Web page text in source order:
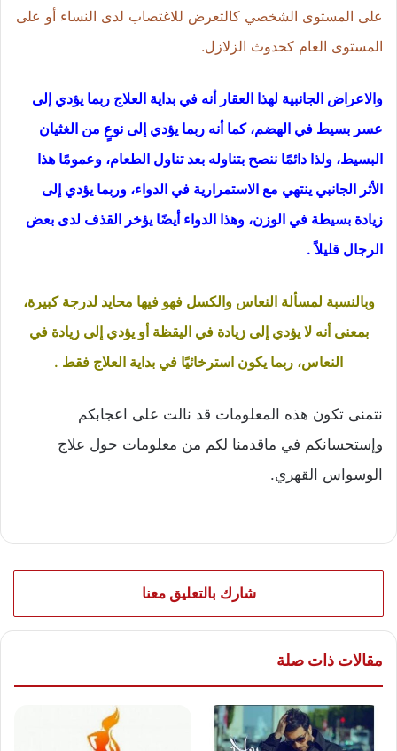
على المستوى الشخصي كالتعرض للاغتصاب لدى النساء أو على
المستوى العام كحدوث الزلازل.
والاعراض الجانبية لهذا العقار أنه في بداية العلاج ربما يؤدي إلى
عسر بسيط في الهضم، كما أنه ربما يؤدي إلى نوعٍ من الغثيان
البسيط، ولذا دائمًا ننصح بتناوله بعد تناول الطعام، وعمومًا هذا
الأثر الجانبي ينتهي مع الاستمرارية في الدواء، وربما يؤدي إلى
زيادة بسيطة في الوزن، وهذا الدواء أيضًا يؤخر القذف لدى بعض
الرجال قليلاً .
وبالنسبة لمسألة النعاس والكسل فهو فيها محايد لدرجة كبيرة،
بمعنى أنه لا يؤدي إلى زيادة في اليقظة أو يؤدي إلى زيادة في
النعاس، ربما يكون استرخائيًا في بداية العلاج فقط .
نتمنى تكون هذه المعلومات قد نالت على اعجابكم
وإستحسانكم في ماقدمنا لكم من معلومات حول علاج
الوسواس القهري.
شارك بالتعليق معنا
مقالات ذات صلة